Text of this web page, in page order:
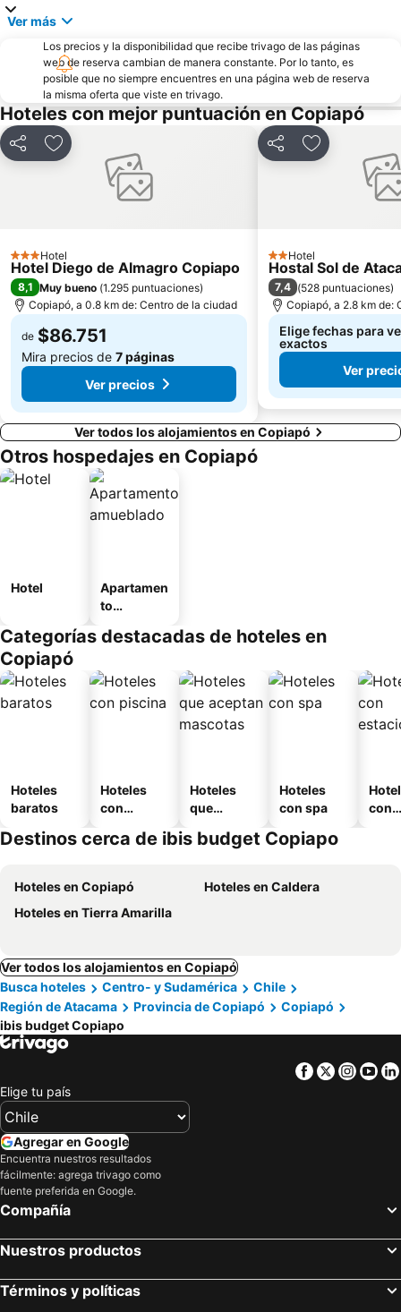
Ver más
Los precios y la disponibilidad que recibe trivago de las páginas
web de reserva cambian de manera constante. Por lo tanto, es
posible que no siempre encuentres en una página web de reserva
la misma oferta que viste en trivago.
Hoteles con mejor puntuación en Copiapó
CompartirAgregar a favoritos
3 Estrellas
Hotel
Hotel Diego de Almagro Copiapo
8,1 Muy bueno (1.295 puntuaciones)
Copiapó, a 0.8 km de: Centro de la ciudad
de $86.751
Mira precios de 7 páginas
Ver precios
CompartirAgregar a
2 Estrellas
Hotel
Hostal Sol de
7,4 (528 puntuaciones)
Copiapó, a 2.8 km de:
Elige fechas para
exactos
Ver
Ver todos los alojamientos en Copiapó
Otros hospedajes en Copiapó
Hotel
Apartamen
to
o
Categorías destacadas de hoteles en
Copiapó
Hoteles
baratos
Hoteles
con
Hoteles
que
mascotas
Hoteles
con spa
con
Destinos cerca de ibis budget Copiapo
Hoteles en Copiapó
Hoteles en Caldera
Hoteles en Tierra Amarilla
Ver todos los alojamientos en Copiapó
Busca hoteles
Centro- y Sudamérica
Chile
Región de Atacama
Provincia de Copiapó
Copiapó
ibis budget Copiapo
Facebook
Twitter
Elige tu país
Agregar en Google
Encuentra nuestros resultados
fácilmente: agrega trivago como
fuente preferida en Google.
Compañía
Nuestros productos
Términos y políticas